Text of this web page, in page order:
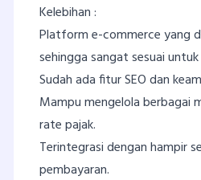
Kelebihan :
Platform e-commerce yang
sehingga sangat sesuai
Sudah ada fitur SEO dan
Mampu mengelola berbagai
rate pajak.
Terintegrasi dengan hampir
pembayaran.